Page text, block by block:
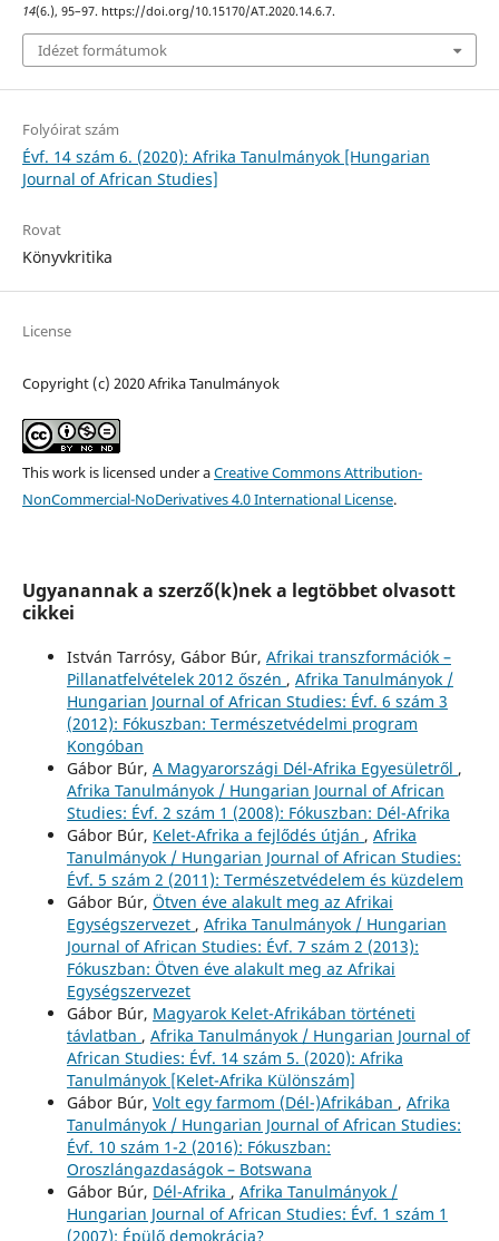
14(6.), 95–97. https://doi.org/10.15170/AT.2020.14.6.7.
Idézet formátumok
Folyóirat szám
Évf. 14 szám 6. (2020): Afrika Tanulmányok [Hungarian
Journal of African Studies]
Rovat
Könyvkritika
License
Copyright (c) 2020 Afrika Tanulmányok
This work is licensed under aCreative Commons Attribution-
NonCommercial-NoDerivatives 4.0 International License.
Ugyanannak a szerző(k)nek a legtöbbet olvasott
cikkei
István Tarrósy, Gábor Búr, Afrikai transzformációk –
Pillanatfelvételek 2012 őszén , Afrika Tanulmányok /
Hungarian Journal of African Studies: Évf. 6 szám 3
(2012): Fókuszban: Természetvédelmi program
Kongóban
Gábor Búr, A Magyarországi Dél-Afrika Egyesületről ,
Afrika Tanulmányok / Hungarian Journal of African
Studies: Évf. 2 szám 1 (2008): Fókuszban: Dél-Afrika
Gábor Búr, Kelet-Afrika a fejlődés útján , Afrika
Tanulmányok / Hungarian Journal of African Studies:
Évf. 5 szám 2 (2011): Természetvédelem és küzdelem
Gábor Búr, Ötven éve alakult meg az Afrikai
Egységszervezet , Afrika Tanulmányok / Hungarian
Journal of African Studies: Évf. 7 szám 2 (2013):
Fókuszban: Ötven éve alakult meg az Afrikai
Egységszervezet
Gábor Búr, Magyarok Kelet-Afrikában történeti
távlatban , Afrika Tanulmányok / Hungarian Journal of
African Studies: Évf. 14 szám 5. (2020): Afrika
Tanulmányok [Kelet-Afrika Különszám]
Gábor Búr, Volt egy farmom (Dél-)Afrikában , Afrika
Tanulmányok / Hungarian Journal of African Studies:
Évf. 10 szám 1-2 (2016): Fókuszban:
Oroszlángazdaságok – Botswana
Gábor Búr, Dél-Afrika , Afrika Tanulmányok /
Hungarian Journal of African Studies: Évf. 1 szám 1
(2007): Épülő demokrácia?